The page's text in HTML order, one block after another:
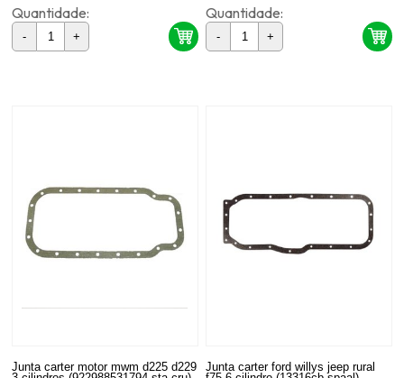
Quantidade:
- +
Quantidade:
- +
Junta carter motor mwm d225 d229
Junta carter ford willys jeep rural